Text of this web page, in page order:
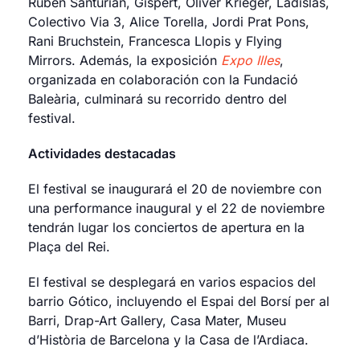
Colectivo Via 3, Alice Torella, Jordi Prat Pons,
Rani Bruchstein, Francesca Llopis y Flying
Mirrors. Además, la exposición Expo Illes,
organizada en colaboración con la Fundació
Baleària, culminará su recorrido dentro del
festival.
Actividades destacadas
El festival se inaugurará el 20 de noviembre con
una performance inaugural y el 22 de noviembre
tendrán lugar los conciertos de apertura en la
Plaça del Rei.
El festival se desplegará en varios espacios del
barrio Gótico, incluyendo el Espai del Borsí per al
Barri, Drap-Art Gallery, Casa Mater, Museu
d’Història de Barcelona y la Casa de l’Ardiaca.